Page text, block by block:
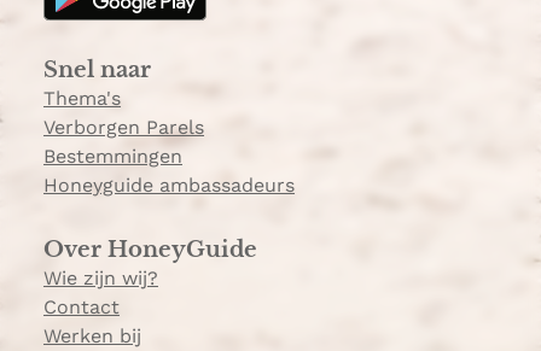
r
m
Snel naar
Thema's
Verborgen Parels
Bestemmingen
Honeyguide ambassadeurs
Over HoneyGuide
Wie zijn wij?
Contact
Werken bij